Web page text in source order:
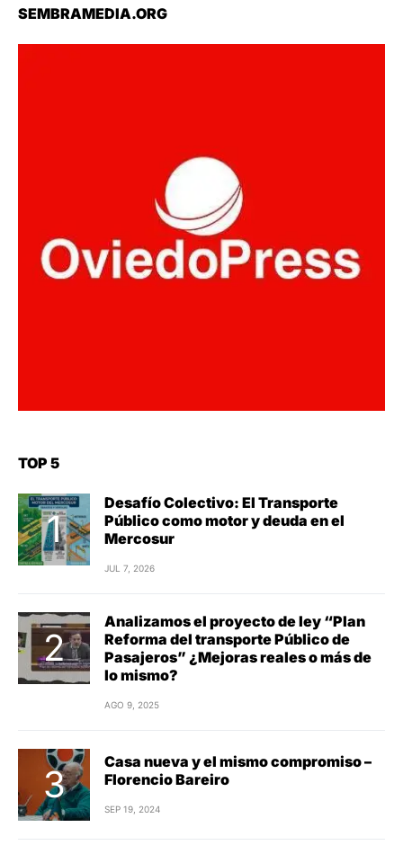
SEMBRAMEDIA.ORG
TOP 5
Desafío Colectivo: El Transporte
Público como motor y deuda en el
Mercosur
JUL 7, 2026
Analizamos el proyecto de ley “Plan
Reforma del transporte Público de
Pasajeros” ¿Mejoras reales o más de
lo mismo?
AGO 9, 2025
Casa nueva y el mismo compromiso –
Florencio Bareiro
SEP 19, 2024